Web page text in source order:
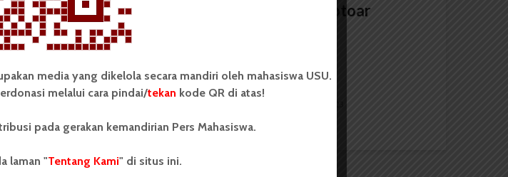
Hutan: Ketika
Karo di...
Merapal Doa di Trotoar
10 menit waktu baca
media yang dikelola secara mandiri oleh mahasiswa USU.
melalui cara pindai/tekan kode QR di atas!
pada gerakan kemandirian Pers Mahasiswa.
laman "Tentang Kami" di situs ini.